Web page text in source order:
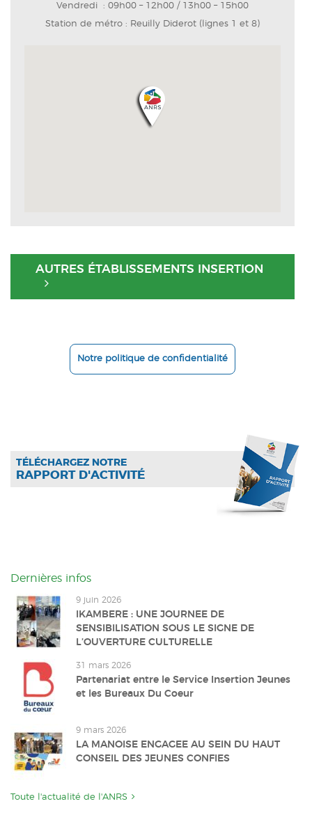
Vendredi : 09h00 – 12h00 / 13h00 – 15h00
Station de métro : Reuilly Diderot (lignes 1 et 8)
AUTRES ÉTABLISSEMENTS INSERTION
Notre politique de confidentialité
TÉLÉCHARGEZ NOTRE
RAPPORT D'ACTIVITÉ
Dernières infos
9 juin 2026
IKAMBERE : UNE JOURNEE DE
SENSIBILISATION SOUS LE SIGNE DE
L’OUVERTURE CULTURELLE
31 mars 2026
Partenariat entre le Service Insertion Jeunes
et les Bureaux Du Coeur
9 mars 2026
LA MANOISE ENGAGEE AU SEIN DU HAUT
CONSEIL DES JEUNES CONFIES
Toute l'actualité de l'ANRS